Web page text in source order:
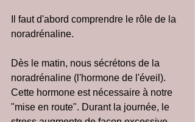
Il faut d'abord comprendre le rôle de la
noradrénaline.
Dès le matin, nous sécrétons de la
noradrénaline (l'hormone de l'éveil).
Cette hormone est nécessaire à notre
"mise en route". Durant la journée, le